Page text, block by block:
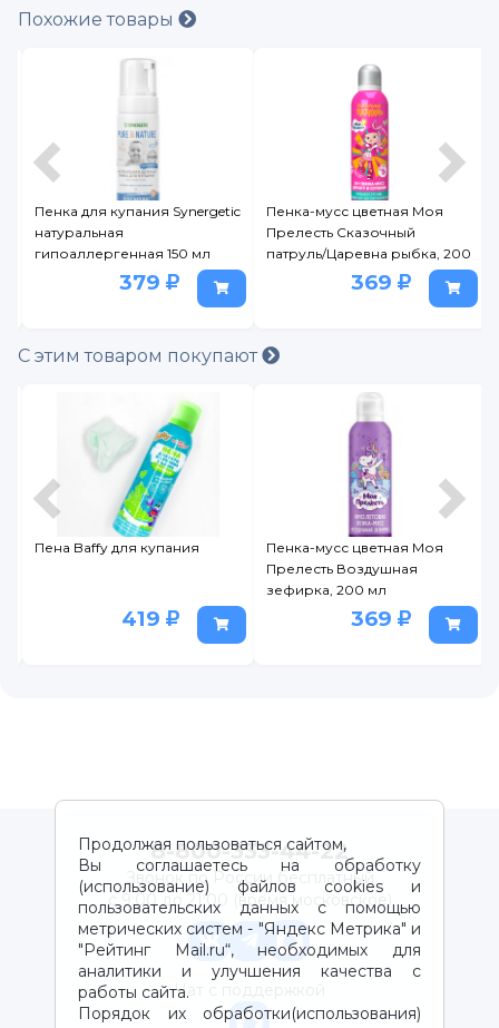
Похожие товары
Пенка-мусс цветная Моя
Прелесть Сказочный
патруль/Царевна рыбка, 200
369
Пенка Моё солнышко для
купания с чередой 200 мл
125
С этим товаром покупают
Пенка-мусс цветная Моя
369
Таблетки бурлящие для
ванны Trixiki, 2 шт., 40 г
117
180
Продолжая пользоваться сайтом,
Вы соглашаетесь на обработку
(использование) файлов cookies и
пользовательских данных с помощью
метрических систем - "Яндекс Метрика" и
"Рейтинг Mail.ru“, необходимых для
аналитики и улучшения качества с
работы сайта.
Порядок их обработки(использования)
8-800-333-44-22
Звонок по России бесплатный
с 9:00 до 21:00 (время московское)
Чат с поддержкой